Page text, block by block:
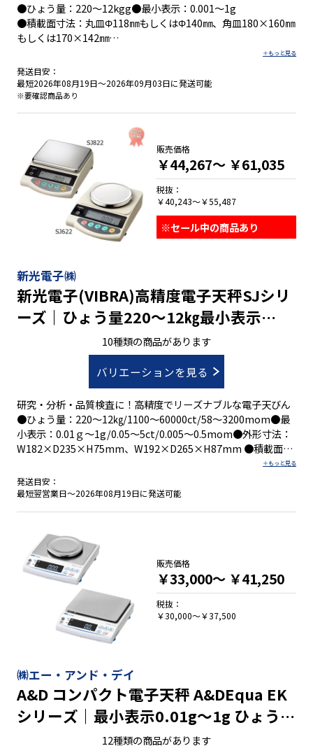
●ひょう量：220～12kgg●最小表示：0.001～1g
●積載面寸法：丸皿Φ118㎜もしくはΦ140㎜、角皿180×160㎜
もしくは170×142㎜
W192×D265×H87㎜、約W182×D235×H75㎜のいずれか
・質量測定モードの他に、個数モードと％モードの3モード
・測定結果を判別するリミット機能搭載
発送目安：
最短2026年08月19日～2026年09月03日に発送可能
※要確認商品あり
新光電子㈱
新光電子(VIBRA)高精度電子天秤SJシリ
ーズ｜ひょう量220～12㎏最小表示
10種類の商品があります
バリエーションを見る
研究・分析・品質検査に！高精度でリーズナブルな電子天びん
●ひょう量：220～12㎏/1100～60000ct/58～3200mom●最
小表示：0.01ｇ～1g/0.05～5ct/0.005～0.5mom●外形寸法：
W182×D235×H75mm、W192×D265×H87mm ●積載面寸
法：Φ140mm、W170×142mm、W180×160mm●計量モー
ド：重量・カラット・もんめ・個数・％
●明るく見やすいバックライト付液晶表示
●ＲＳ-２３２Ｃ双方向出力標準装備
発送目安：
最短翌営業日～2026年08月19日に発送可能
販売価格
￥44,267～ ￥61,035
税抜：
￥40,243～￥55,487
※セール中の商品あり
㈱エー・アンド・デイ
A&D コンパクト電子天秤 A&DEqua EK
シリーズ｜最小表示0.01g～1g ひょう量
122g～12200g12種類の商品があります
販売価格
￥33,000～ ￥41,250
税抜：
￥30,000～￥37,500